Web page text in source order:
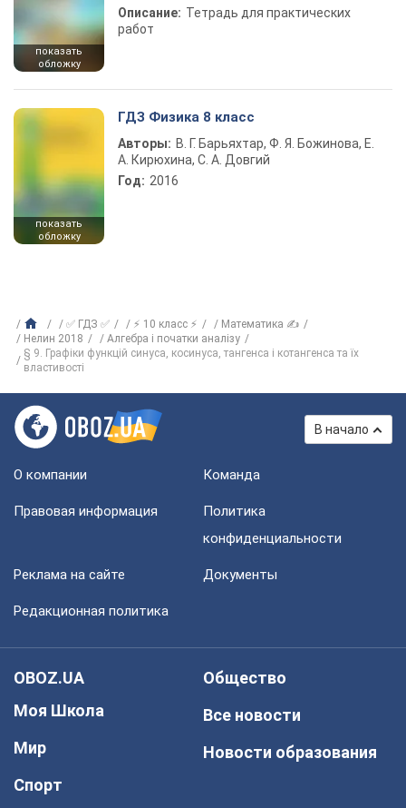
показать
обложку
Описание: Тетрадь для практических
работ
показать
обложку
ГДЗ Физика 8 класс
Авторы: В. Г. Барьяхтар, Ф. Я. Божинова, Е.
А. Кирюхина, С. А. Довгий
Год: 2016
✅ ГДЗ ✅ ⚡ 10 класс ⚡
Математика ✍
Нелин 2018
Алгебра і початки аналізу
§ 9. Графіки функцій синуса, косинуса, тангенса і котангенса та їх
властивості
В начало
О компании Команда
Правовая информация
Политика
конфиденциальности
Реклама на сайте Документы
Редакционная политика
OBOZ.UA
Моя Школа
Мир
Спорт
Общество
Все новости
Новости образования